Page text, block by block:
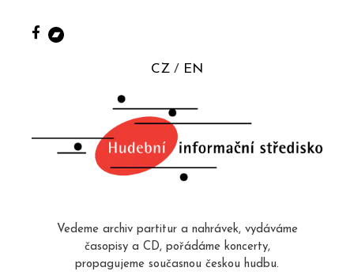
CZ EN
Vedeme archiv partitur a nahrávek, vydáváme
časopisy a CD, pořádáme koncerty,
propagujeme současnou českou hudbu.